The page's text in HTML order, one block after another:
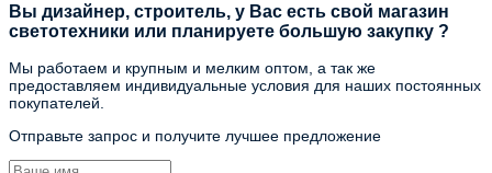
Вы дизайнер, строитель, у Вас есть свой магазин
светотехники или планируете большую закупку ?
Мы работаем и крупным и мелким оптом, а так же
предоставляем индивидуальные условия для наших постоянных
покупателей.
Отправьте запрос и получите лучшее предложение